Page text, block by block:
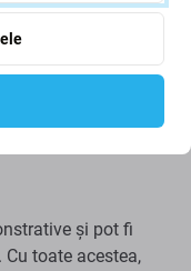
unde conexiunile
ridicate.
și pot fi
toate acestea,